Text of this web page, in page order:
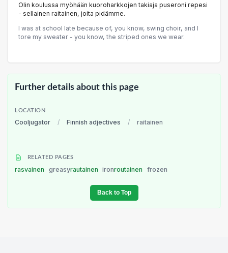
Olin koulussa myöhään kuoroharkkojen takiaja puseroni repesi
- sellainen raitainen, joita pidämme.
l was at school late because of, you know, swing choir, and l
tore my sweater - you know, the striped ones we wear.
Further details about this page
LOCATION
Cooljugator / Finnish adjectives / raitainen
RELATED PAGES
rasvainen greasyrautainen ironroutainen frozen
Back to Top